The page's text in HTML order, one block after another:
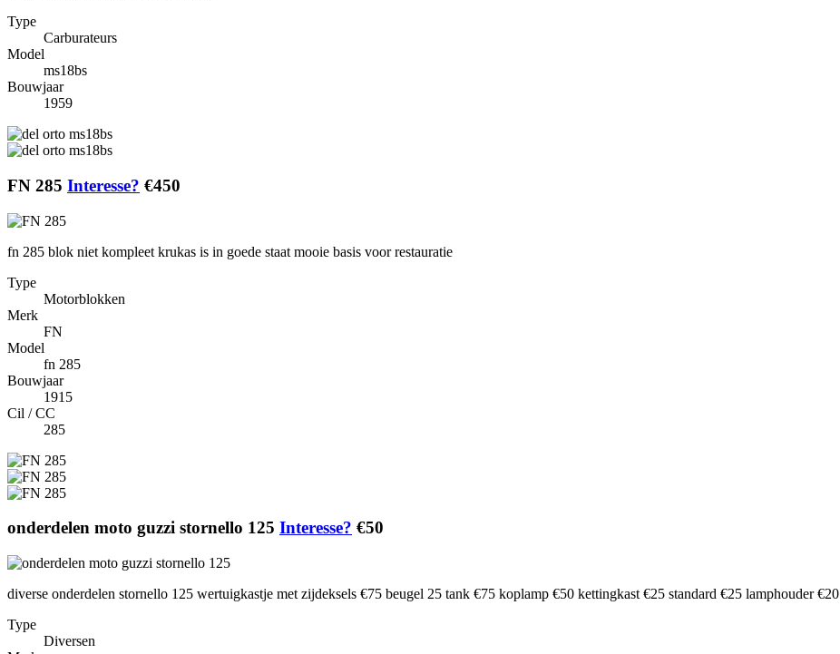
Type
Carburateurs
Model
ms18bs
Bouwjaar
1959
FN 285 Interesse? €450
fn 285 blok niet kompleet krukas is in goede staat mooie basis voor restauratie
Type
Motorblokken
Merk
FN
Model
fn 285
Bouwjaar
1915
Cil / CC
285
onderdelen moto guzzi stornello 125 Interesse? €50
diverse onderdelen stornello 125 wertuigkastje met zijdeksels €75 beugel 25 tank €75 koplamp €50 kettingkast €25 standard €25 lamphouder €20
Type
Diversen